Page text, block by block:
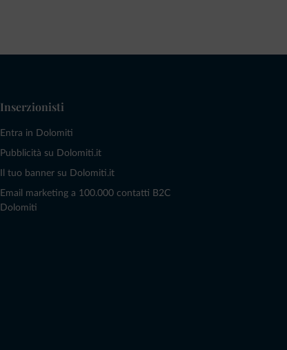
Inserzionisti
Entra in Dolomiti
Pubblicità su Dolomiti.it
Il tuo banner su Dolomiti.it
Email marketing a 100.000 contatti B2C
Dolomiti